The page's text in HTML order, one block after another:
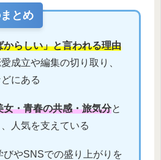
とめ
からしい」と言われる理由
成立や編集の切り取り、
にある
女・青春の共感・旅気分と
人気を支えている
やSNSでの盛り上がりを